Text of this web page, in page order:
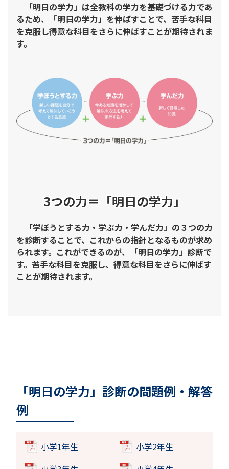
「明日の学力」は全教科の学力を基礎づける力であ
るため、「明日の学力」を伸ばすことで、苦手な科目
を克服し得意な科目をさらに伸ばすことが期待されま
す。
3つの力＝「明日の学力」
「学ぼうとする力・学ぶ力・学んだ力」の３つの力
を診断することで、これからの指針となるものが求め
られます。これができるのが、「明日の学力」診断で
す。苦手な科目を克服し、得意な科目をさらに伸ばす
ことが期待されます。
「明日の学力」診断の問題例・解答
例
小学1年生
小学2年生